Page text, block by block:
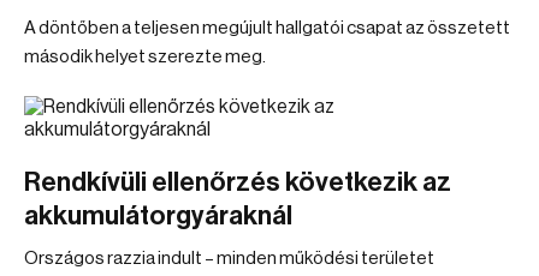
A döntőben a teljesen megújult hallgatói csapat az összetett
második helyet szerezte meg.
Rendkívüli ellenőrzés következik az
akkumulátorgyáraknál
Országos razzia indult – minden működési területet